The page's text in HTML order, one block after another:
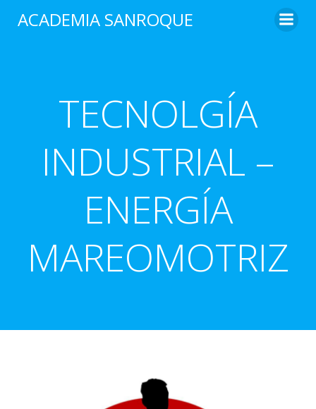
al
ACADEMIA SANROQUE
TECNOLGÍA
INDUSTRIAL –
ENERGÍA
MAREOMOTRIZ